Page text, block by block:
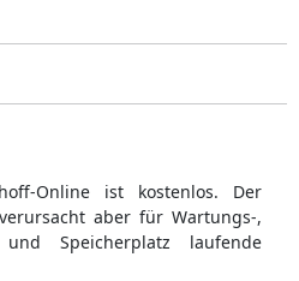
Online ist kostenlos. Der
aber für Wartungs-,
und Speicherplatz laufende